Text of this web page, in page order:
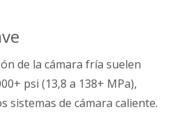
de la cámara fría suelen
psi (13,8 a 138+ MPa),
sistemas de cámara caliente.